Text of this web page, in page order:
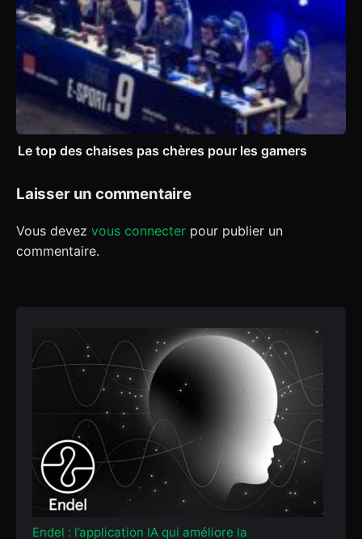
Le top des chaises pas chères pour les gamers
Laisser un commentaire
Vous devez vous connecter pour publier un
commentaire.
Endel : l’application IA qui améliore la